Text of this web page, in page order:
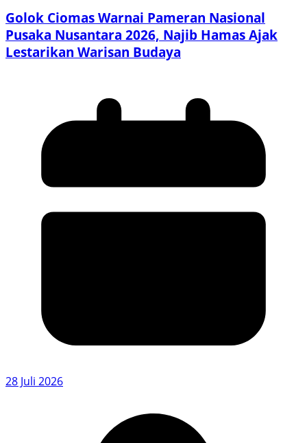
Golok Ciomas Warnai Pameran Nasional
Pusaka Nusantara 2026, Najib Hamas Ajak
Lestarikan Warisan Budaya
28 Juli 2026